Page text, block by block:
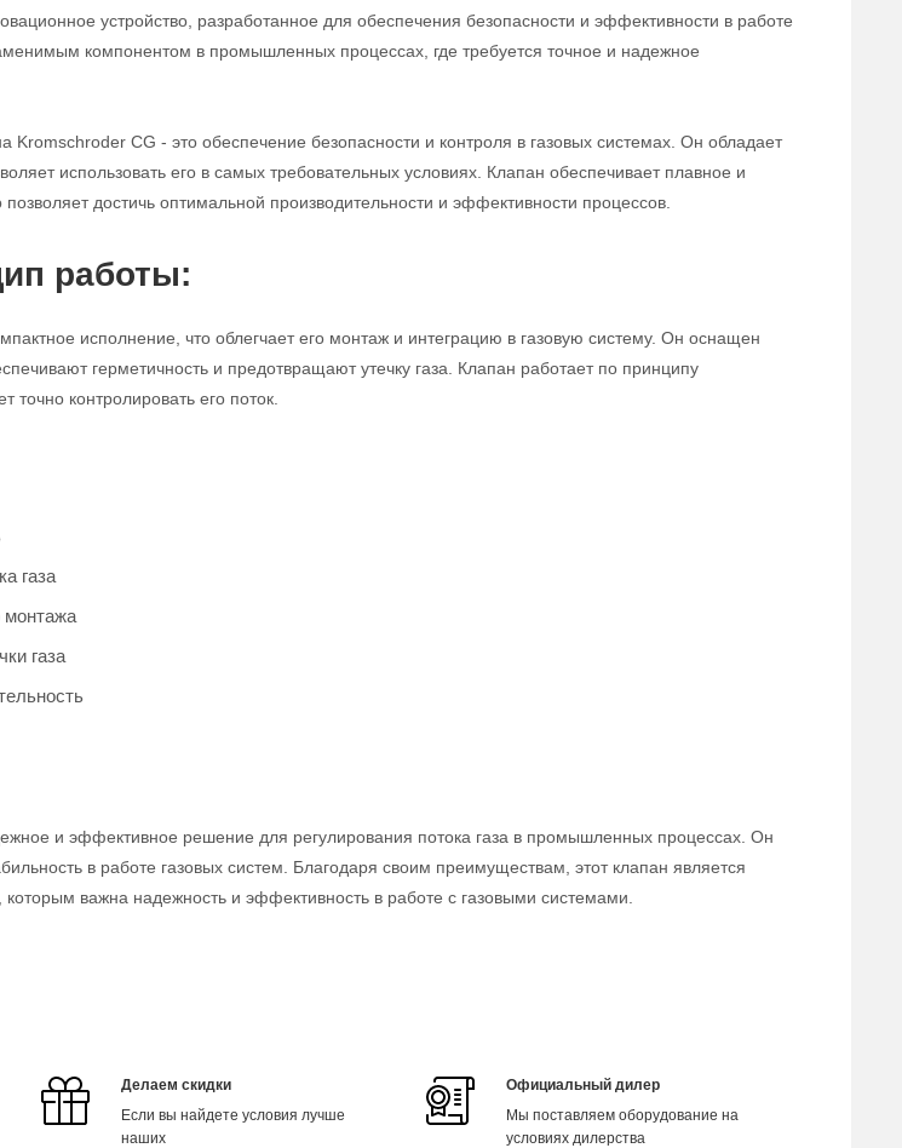
устройство, разработанное для обеспечения безопасности и эффективности в работе
компонентом в промышленных процессах, где требуется точное и надежное
Kromschroder CG - это обеспечение безопасности и контроля в газовых системах. Он обладает
использовать его в самых требовательных условиях. Клапан обеспечивает плавное и
позволяет достичь оптимальной производительности и эффективности процессов.
работы:
исполнение, что облегчает его монтаж и интеграцию в газовую систему. Он оснащен
герметичность и предотвращают утечку газа. Клапан работает по принципу
точно контролировать его поток.
газа
монтажа
газа
и эффективное решение для регулирования потока газа в промышленных процессах. Он
в работе газовых систем. Благодаря своим преимуществам, этот клапан является
важна надежность и эффективность в работе с газовыми системами.
Делаем скидки
Если вы найдете условия лучше
наших
Официальный дилер
Мы поставляем оборудование на
условиях дилерства